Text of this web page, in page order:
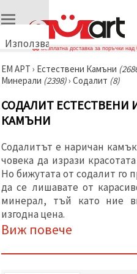
Използваме
🍪
Използваме
и подобни
технологии,
за да
правилната
работа на
сайта, да
подобрим
изживяване
и, с твое
съгласие,
да
анализираме
Безплатна доставка за поръчки над
ЕМ АРТ › Естествени Камъни
Минерали (2398)› Содалит (8)
СОДАЛИТ
КАМЪНИ
Содалитът е наричан
човека да изрази
Но бижутата от содалит го
да се лишавате от
минерал, тъй като ние
изгодна цена.
Виж повече